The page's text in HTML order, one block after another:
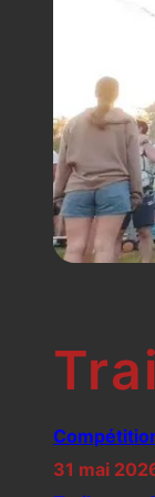
31 mai